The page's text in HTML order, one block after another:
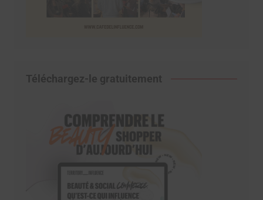
Téléchargez-le gratuitement